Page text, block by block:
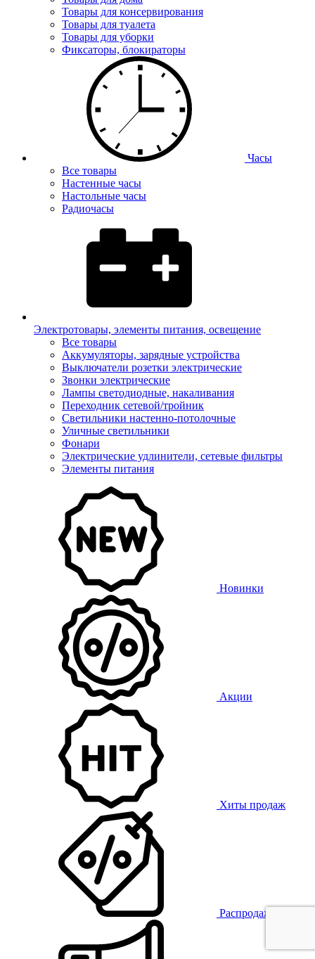
Товары для консервирования
Товары для туалета
Товары для уборки
Фиксаторы, блокираторы
Часы
Все товары
Настенные часы
Настольные часы
Радиочасы
Электротовары, элементы питания, освещение
Все товары
Аккумуляторы, зарядные устройства
Выключатели розетки электрические
Звонки электрические
Лампы светодиодные, накаливания
Переходник сетевой/тройник
Светильники настенно-потолочные
Уличные светильники
Фонари
Электрические удлинители, сетевые фильтры
Элементы питания
Новинки
Акции
Хиты продаж
Распродажа